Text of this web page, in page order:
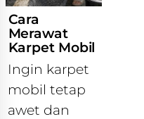
Cara
Merawat
Karpet Mobil
Ingin karpet
mobil tetap
awet dan